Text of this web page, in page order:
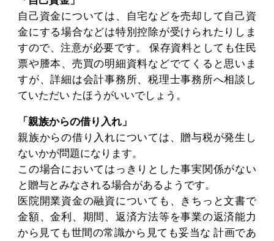
自己資金については、自宅などを売却して自己資
金にする場合などは特別控除が受けられたりしま
すので、注意が必要です。 保存資料としても住民
票や謄本、売買の明細資料などでてくると思いま
すが、詳細は会計事務所、税理士事務所へ相談し
ていただい たほうがいいでしょう。
「親族からの借り入れ」
親族からの借り入れについては、贈与税が発生し
ないかが問題になります。
この場合においてはっきりとした事実関係がない
と贈与とみなされる場合があるようです。
医院開業資金の融資についても、きちっと文書で
金額、金利、期間、返済方法等を事業の返済能力
から見ても世間の常識から見ても妥当な 計画であ